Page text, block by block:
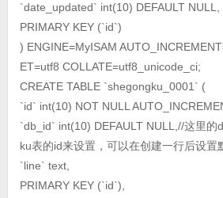
`date_updated` int(10) DEFAULT NULL,
PRIMARY KEY (`id`)
) ENGINE=MyISAM
ET=utf8 COLLATE=utf8_unicode_ci;
CREATE TABLE `shegongku_0001` (
`id` int(10) NOT NULL
`db_id` int(10) DEFAULT NULL,//这里的
ku表的id来设置，可以在创建一行后设置
`line` text,
PRIMARY KEY (`id`),